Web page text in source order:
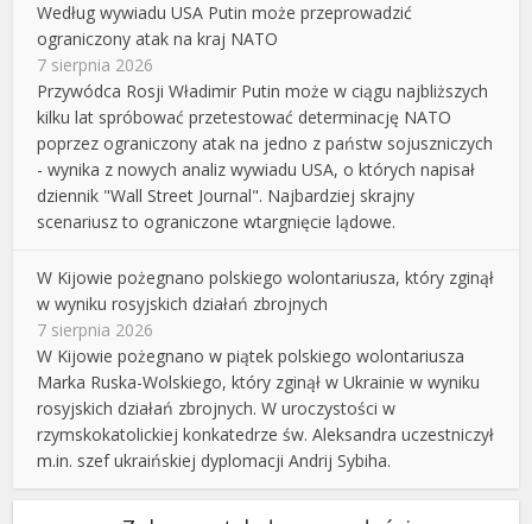
Według wywiadu USA Putin może przeprowadzić
ograniczony atak na kraj NATO
7 sierpnia 2026
Przywódca Rosji Władimir Putin może w ciągu najbliższych
kilku lat spróbować przetestować determinację NATO
poprzez ograniczony atak na jedno z państw sojuszniczych
- wynika z nowych analiz wywiadu USA, o których napisał
dziennik "Wall Street Journal". Najbardziej skrajny
scenariusz to ograniczone wtargnięcie lądowe.
W Kijowie pożegnano polskiego wolontariusza, który zginął
w wyniku rosyjskich działań zbrojnych
7 sierpnia 2026
W Kijowie pożegnano w piątek polskiego wolontariusza
Marka Ruska-Wolskiego, który zginął w Ukrainie w wyniku
rosyjskich działań zbrojnych. W uroczystości w
rzymskokatolickiej konkatedrze św. Aleksandra uczestniczył
m.in. szef ukraińskiej dyplomacji Andrij Sybiha.